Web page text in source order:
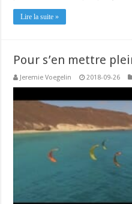
Lire la suite »
Pour s’en mettre
Jeremie Voegelin 2018-09-26